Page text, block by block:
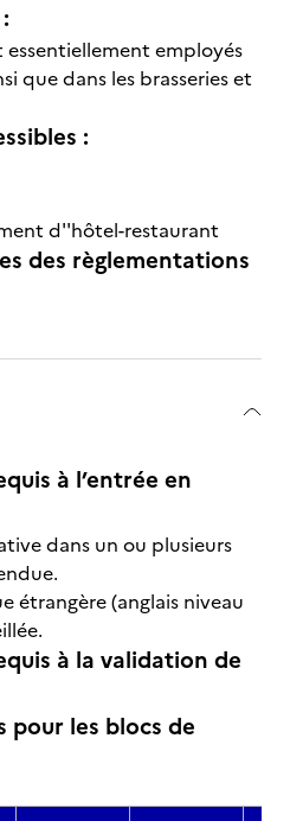
essentiellement employés
que dans les brasseries et
:
d''hôtel-restaurant
des règlementations
à l’entrée en
dans un ou plusieurs
étrangère (anglais niveau
à la validation de
pour les blocs de